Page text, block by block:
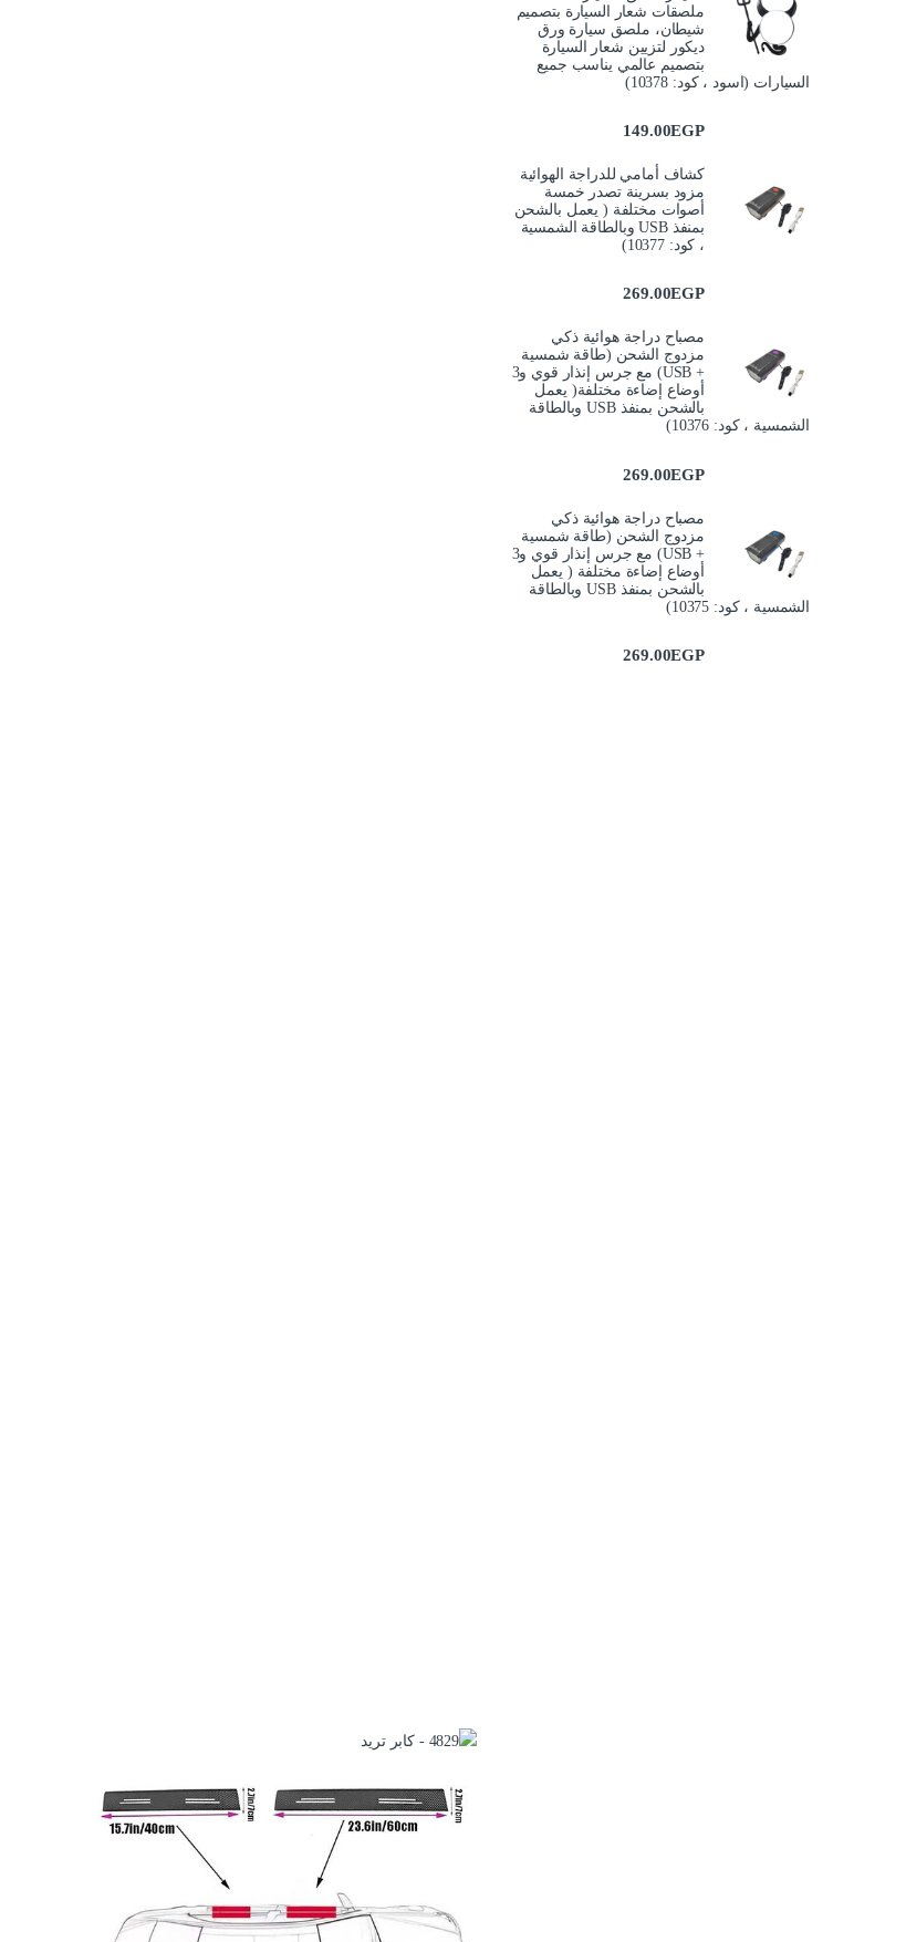
ملصقات شعار السيارة بتصميم
شيطان، ملصق سيارة ورق
ديكور لتزيين شعار السيارة
بتصميم عالمي يناسب جميع
السيارات (اسود ، كود: 10378)
149.00EGP
كشاف أمامي للدراجة الهوائية
مزود بسرينة تصدر خمسة
أصوات مختلفة ( يعمل بالشحن
بمنفذ USB وبالطاقة الشمسية
، كود: 10377)
269.00EGP
مصباح دراجة هوائية ذكي
مزدوج الشحن (طاقة شمسية
+ USB) مع جرس إنذار قوي و3
أوضاع إضاءة مختلفة( يعمل
بالشحن بمنفذ USB وبالطاقة
الشمسية ، كود: 10376)
269.00EGP
مصباح دراجة هوائية ذكي
مزدوج الشحن (طاقة شمسية
+ USB) مع جرس إنذار قوي و3
أوضاع إضاءة مختلفة ( يعمل
بالشحن بمنفذ USB وبالطاقة
الشمسية ، كود: 10375)
269.00EGP